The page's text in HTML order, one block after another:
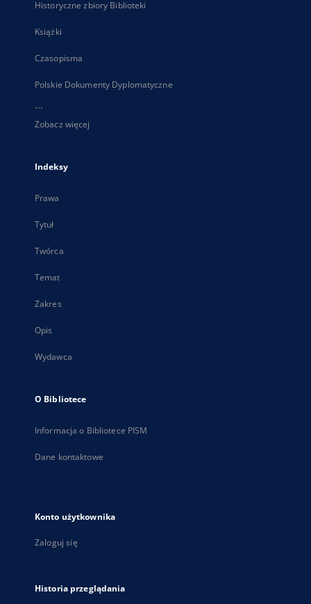
Historyczne zbiory Biblioteki
Książki
Czasopisma
Polskie Dokumenty Dyplomatyczne
...
Zobacz więcej
Indeksy
Prawa
Tytuł
Twórca
Temat
Zakres
Opis
Wydawca
O Bibliotece
Informacja o Bibliotece PISM
Dane kontaktowe
Konto użytkownika
Zaloguj się
Historia przeglądania